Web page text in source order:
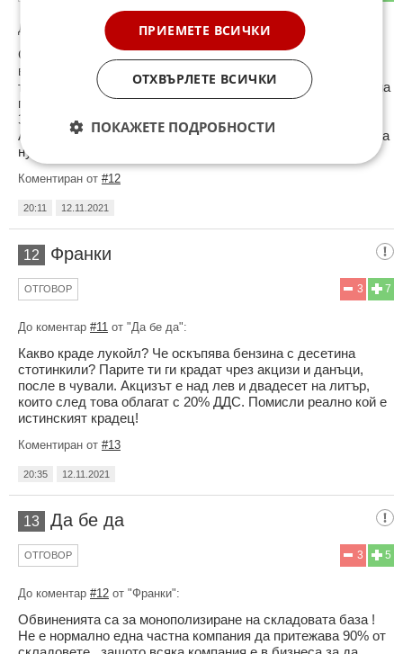
До коментар #10 от "Франки":
С други думи , да оставим лук ойл да си краде защото
вината е на нашите съюзници ? По вашата логика би
трябвало да оставим боко да си краде защото тегленето на
пари в чували не е незаконно ??
За колко глупави ни имате ?
Аз пък казвам , Златев и боко в затвора и съюзниците няма
нужда да строят рафинерия, не е ли по разумно ?
Коментиран от #12
20:11 12.11.2021
12 Франки
7
3
ОТГОВОР
До коментар #11 от "Да бе да":
Какво краде лукойл? Че оскъпява бензина с десетина
стотинкили? Парите ти ги крадат чрез акцизи и данъци,
после в чували. Акцизът е над лев и двадесет на литър,
които след това облагат с 20% ДДС. Помисли реално кой е
истинският крадец!
Коментиран от #13
20:35 12.11.2021
13 Да бе да
5
3
ОТГОВОР
До коментар #12 от "Франки":
Обвиненията са за монополизиране на складовата база !
Не е нормално една частна компания да притежава 90% от
ПРИЕМЕТЕ ВСИЧКИ
ОТХВЪРЛЕТЕ ВСИЧКИ
ПОКАЖЕТЕ ПОДРОБНОСТИ